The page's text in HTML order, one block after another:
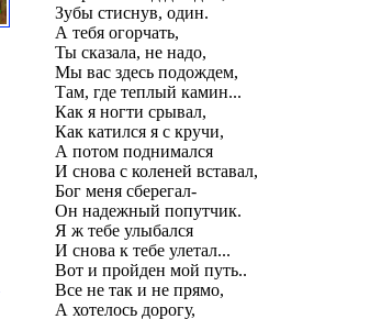
Зубы стиснув, один.
А тебя огорчать,
Ты сказала, не надо,
Мы вас здесь подождем,
Там, где теплый камин...
Как я ногти срывал,
Как катился я с кручи,
А потом поднимался
И снова с коленей вставал,
Бог меня сберегал-
Он надежный попутчик.
Я ж тебе улыбался
И снова к тебе улетал...
Вот и пройден мой путь..
Все не так и не прямо,
А хотелось дорогу,